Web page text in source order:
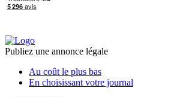
Publiez une annonce légale
Au coût le plus bas
En choisissant votre journal